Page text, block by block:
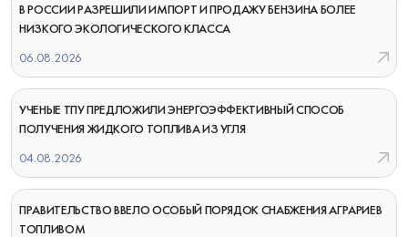
В РОССИИ РАЗРЕШИЛИ ИМПОРТ И ПРОДАЖУ БЕНЗИНА БОЛЕЕ
НИЗКОГО ЭКОЛОГИЧЕСКОГО КЛАССА
06.08.2026
УЧЕНЫЕ ТПУ ПРЕДЛОЖИЛИ ЭНЕРГОЭФФЕКТИВНЫЙ СПОСОБ
ПОЛУЧЕНИЯ ЖИДКОГО ТОПЛИВА ИЗ УГЛЯ
04.08.2026
ПРАВИТЕЛЬСТВО ВВЕЛО ОСОБЫЙ ПОРЯДОК СНАБЖЕНИЯ АГРАРИЕВ
ТОПЛИВОМ